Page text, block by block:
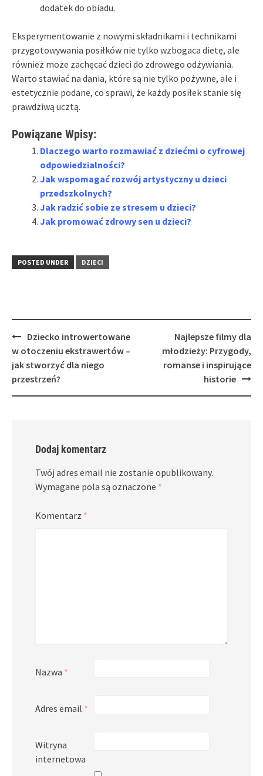
dodatek do obiadu.
Eksperymentowanie z nowymi składnikami i technikami
przygotowywania posiłków nie tylko wzbogaca dietę, ale
również może zachęcać dzieci do zdrowego odżywiania.
Warto stawiać na dania, które są nie tylko pożywne, ale i
estetycznie podane, co sprawi, że każdy posiłek stanie się
prawdziwą ucztą.
Powiązane Wpisy:
Dlaczego warto rozmawiać z dziećmi o cyfrowej
odpowiedzialności?
Jak wspomagać rozwój artystyczny u dzieci
przedszkolnych?
Jak radzić sobie ze stresem u dzieci?
Jak promować zdrowy sen u dzieci?
POSTED UNDER DZIECI
Post
navigation
Dziecko introwertowane
w otoczeniu ekstrawertów –
jak stworzyć dla niego
przestrzeń?
Najlepsze filmy dla
młodzieży: Przygody,
romanse i inspirujące
historie
Dodaj komentarz
Twój adres email nie zostanie opublikowany.
Wymagane pola są oznaczone *
Komentarz *
Nazwa *
Adres email *
Witryna
internetowa